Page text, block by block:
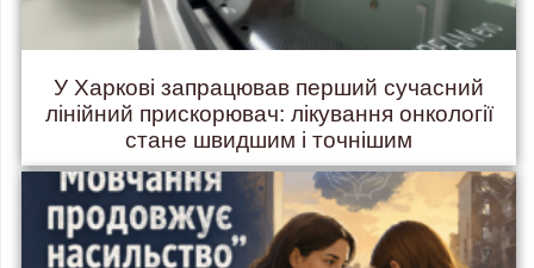
У Харкові запрацював перший сучасний
лінійний прискорювач: лікування онкології
стане швидшим і точнішим